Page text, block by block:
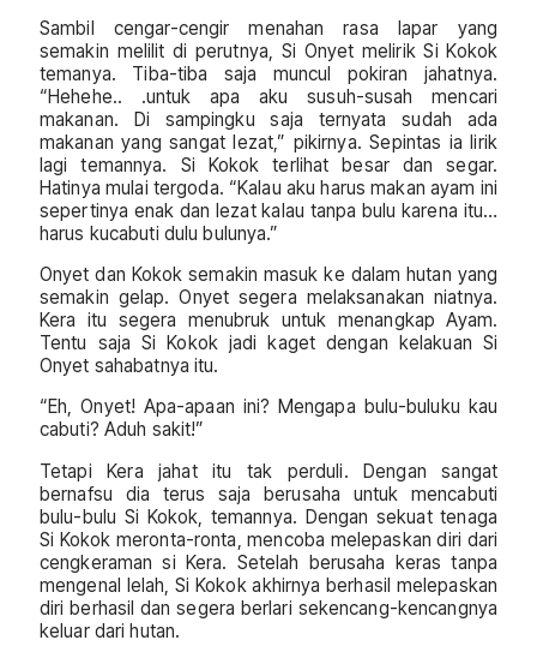
Sambil cengar-cengir menahan rasa lapar yang
semakin melilit di perutnya, Si Onyet melirik Si Kokok
temanya. Tiba-tiba saja muncul pokiran jahatnya.
“Hehehe.. .untuk apa aku susuh-susah mencari
makanan. Di sampingku saja ternyata sudah ada
makanan yang sangat lezat,” pikirnya. Sepintas ia lirik
lagi temannya. Si Kokok terlihat besar dan segar.
Hatinya mulai tergoda. “Kalau aku harus makan ayam ini
sepertinya enak dan lezat kalau tanpa bulu karena itu…
harus kucabuti dulu bulunya.”
Onyet dan Kokok semakin masuk ke dalam hutan yang
semakin gelap. Onyet segera melaksanakan niatnya.
Kera itu segera menubruk untuk menangkap Ayam.
Tentu saja Si Kokok jadi kaget dengan kelakuan Si
Onyet sahabatnya itu.
“Eh, Onyet! Apa-apaan ini? Mengapa bulu-buluku kau
cabuti? Aduh sakit!”
Tetapi Kera jahat itu tak perduli. Dengan sangat
bernafsu dia terus saja berusaha untuk mencabuti
bulu-bulu Si Kokok, temannya. Dengan sekuat tenaga
Si Kokok meronta-ronta, mencoba melepaskan diri dari
cengkeraman si Kera. Setelah berusaha keras tanpa
mengenal lelah, Si Kokok akhirnya berhasil melepaskan
diri berhasil dan segera berlari sekencang-kencangnya
keluar dari hutan.